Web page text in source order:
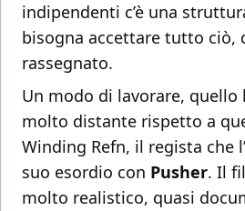
indipendenti c’è una
bisogna accettare tutto ciò,
rassegnato.
Un modo di lavorare, quello
molto distante rispetto a
Winding Refn, il regista che
suo esordio con Pusher. Il
molto realistico, quasi